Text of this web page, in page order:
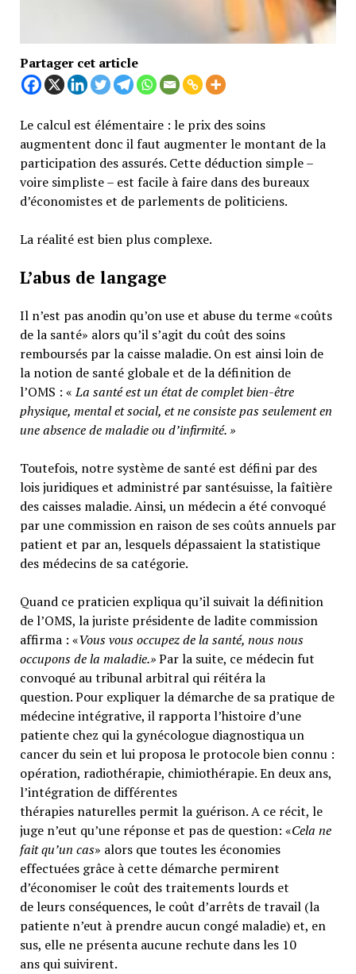
Partager cet article
Le calcul est élémentaire : le prix des soins
augmentent donc il faut augmenter le montant de la
participation des assurés. Cette déduction simple –
voire simpliste – est facile à faire dans des bureaux
d’économistes et de parlements de politiciens.
La réalité est bien plus complexe.
L’abus de langage
Il n’est pas anodin qu’on use et abuse du terme «coûts
de la santé» alors qu’il s’agit du coût des soins
remboursés par la caisse maladie. On est ainsi loin de
la notion de santé globale et de la définition de
l’OMS : «La santé est un état de complet bien-être
physique, mental et social, et ne consiste pas seulement en
une absence de maladie ou d’infirmité.»
Toutefois, notre système de santé est défini par des
lois juridiques et administré par santésuisse, la faîtière
des caisses maladie. Ainsi, un médecin a été convoqué
par une commission en raison de ses coûts annuels par
patient et par an, lesquels dépassaient la statistique
des médecins de sa catégorie.
Quand ce praticien expliqua qu’il suivait la définition
de l’OMS, la juriste présidente de ladite commission
affirma : «Vous vous occupez de la santé, nous nous
occupons de la maladie.»Par la suite, ce médecin fut
convoqué au tribunal arbitral qui réitéra la
question. Pour expliquer la démarche de sa pratique de
médecine intégrative, il rapporta l’histoire d’une
patiente chez qui la gynécologue diagnostiqua un
cancer du sein et lui proposa le protocole bien connu :
opération, radiothérapie, chimiothérapie. En deux ans,
l’intégration de différentes
thérapies naturelles permit la guérison. A ce récit, le
juge n’eut qu’une réponse et pas de question: «Cela ne
fait qu’un cas» alors que toutes les économies
effectuées grâce à cette démarche permirent
d’économiser le coût des traitements lourds et
de leurs conséquences, le coût d’arrêts de travail (la
patiente n’eut à prendre aucun congé maladie) et, en
sus, elle ne présenta aucune rechute dans les 10
ans qui suivirent.